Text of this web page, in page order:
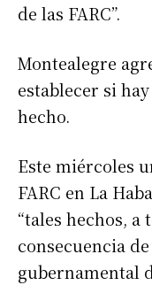
de las FARC”.
Montealegre
establecer si
hecho.
Este miércoles
FARC en La
“tales hechos, a
consecuencia
gubernamental